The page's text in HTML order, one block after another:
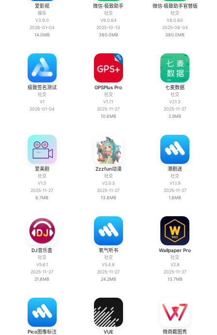
爱影视
娱乐
V3.9.0
2026-01-04
14.0MB
微信·极致助手
社交
V8.0.64
2025-10-13
380.0MB
微信·极致助手官替版
社交
V8.0.60
2025-08-04
380.0MB
极致签名测试
社交
V1
2026-01-04
GPSPlus Pro
社交
V1.7.1
2025-11-27
10.6MB
七麦数据
社交
V2.1.3
2025-11-27
2.5MB
爱美剧
社交
V1.0
2025-11-27
6.7MB
Zzzfun动漫
社交
V2.0.5
2025-11-27
13.8MB
港剧迷
社交
V1.1.9
2025-11-27
1.8MB
DJ音乐盒
社交
V5.6.1
2025-11-27
21.8MB
氧气听书
社交
V5.4.8
2025-11-27
24.2MB
Wallpaper Pro
社交
V2.8
2025-11-27
13.7MB
Pico图像标注 VUE 微商截图秀